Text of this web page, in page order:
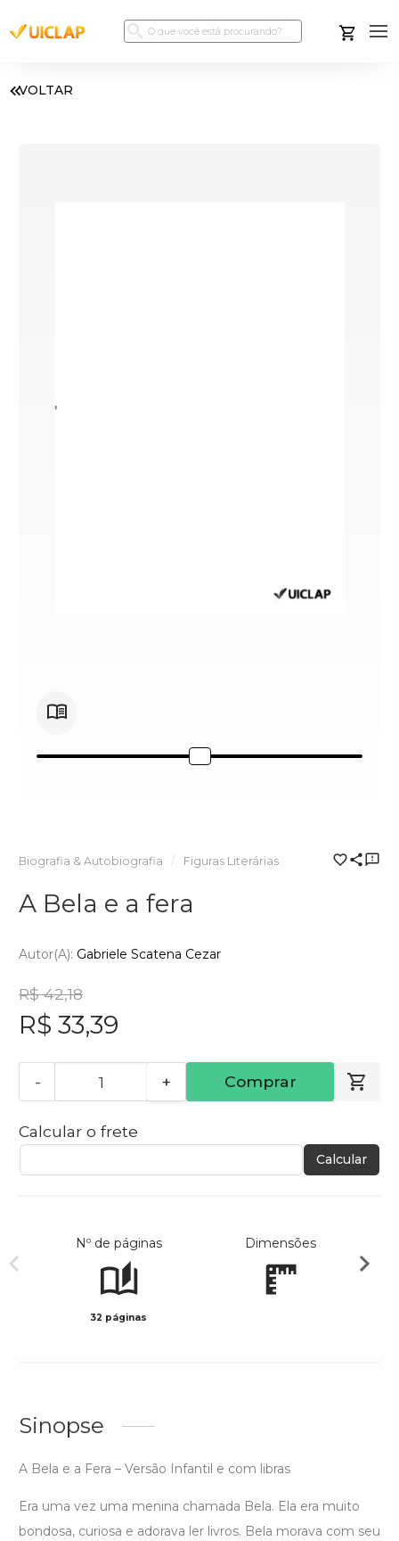
VOLTAR
Biografia & Autobiografia Figuras Literárias
A Bela e a fera
Autor(a): Gabriele Scatena Cezar
R$ 42,18
R$ 33,39
- + Comprar
Calcular o frete
Calcular
Nº de páginas
32 páginas
Dimensões
Sinopse
A Bela e a Fera – Versão Infantil e com libras
Era uma vez uma menina chamada Bela. Ela era muito
bondosa, curiosa e adorava ler livros. Bela morava com seu